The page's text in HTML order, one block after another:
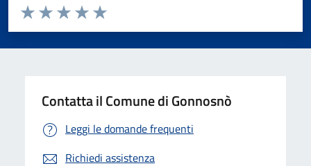
Valuta da 1 a 5 stelle la pagina
Valuta 5 stelle su 5
Valuta 4 stelle su 5
Valuta 3 stelle su 5
Valuta 2 stelle su 5
Valuta 1 stelle su 5
Contatta il Comune di Gonnosnò
Leggi le domande frequenti
Richiedi assistenza